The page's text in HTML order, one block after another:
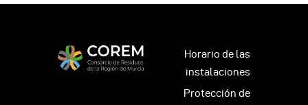
Horario de las
instalaciones
Protección de